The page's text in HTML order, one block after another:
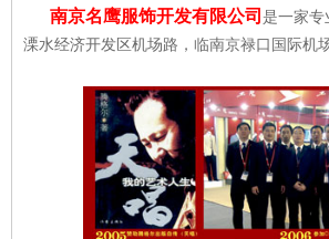
南京名鹰服饰开发有限公司 是一家专
溧水经济开发区机场路，临南京禄口国际机